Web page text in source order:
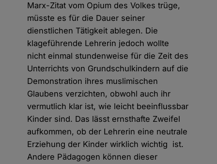
Marx-Zitat vom Opium des Volkes trüge,
müsste es für die Dauer seiner
dienstlichen Tätigkeit ablegen. Die
klageführende Lehrerin jedoch wollte
nicht einmal stundenweise für die Zeit des
Unterrichts von Grundschulkindern auf die
Demonstration ihres muslimischen
Glaubens verzichten, obwohl auch ihr
vermutlich klar ist, wie leicht beeinflussbar
Kinder sind. Das lässt ernsthafte Zweifel
aufkommen, ob der Lehrerin eine neutrale
Erziehung der Kinder wirklich wichtig ist.
Andere Pädagogen können dieser